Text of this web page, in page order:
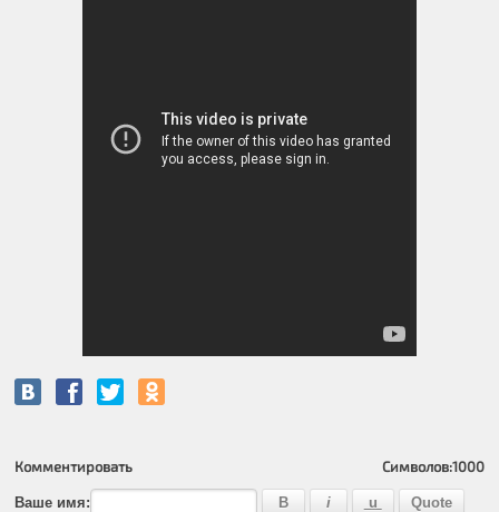
Комментировать Символов:1000
Ваше имя: